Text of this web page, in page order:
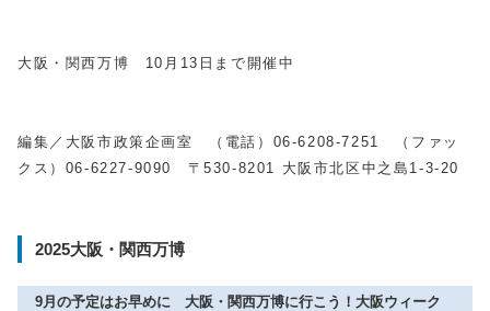
大阪・関西万博 10 月 13 日まで開催中
編集／大阪市政策企画室 （電話） 06-6208-7251
（ファッ
クス） 06-6227-9090 〒530-8201 大阪市北区中之島 1-3-20
2025大阪・関西万博
9月の予定はお早めに 大阪・関西万博に行こう！大阪ウィーク